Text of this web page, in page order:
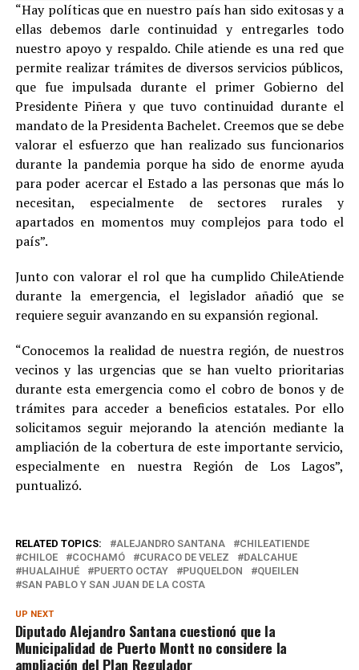
audio
“Hay políticas que en nuestro país han sido exitosas y a
ellas debemos darle continuidad y entregarles todo
nuestro apoyo y respaldo. Chile atiende es una red que
permite realizar trámites de diversos servicios públicos,
que fue impulsada durante el primer Gobierno del
Presidente Piñera y que tuvo continuidad durante el
mandato de la Presidenta Bachelet. Creemos que se debe
valorar el esfuerzo que han realizado sus funcionarios
durante la pandemia porque ha sido de enorme ayuda
para poder acercar el Estado a las personas que más lo
necesitan, especialmente de sectores rurales y
apartados en momentos muy complejos para todo el
país”.
Junto con valorar el rol que ha cumplido ChileAtiende
durante la emergencia, el legislador añadió que se
requiere seguir avanzando en su expansión regional.
“Conocemos la realidad de nuestra región, de nuestros
vecinos y las urgencias que se han vuelto prioritarias
durante esta emergencia como el cobro de bonos y de
trámites para acceder a beneficios estatales. Por ello
solicitamos seguir mejorando la atención mediante la
ampliación de la cobertura de este importante servicio,
especialmente en nuestra Región de Los Lagos”,
puntualizó.
RELATED TOPICS: ALEJANDRO SANTANA
CHILEATIENDE
CHILOE
COCHAMÓ CURACO DE VELEZ
DALCAHUE
HUALAIHUÉ
PUERTO OCTAY PUQUELDON
QUEILEN
SAN PABLO Y SAN JUAN DE LA COSTA
UP NEXT
Diputado Alejandro Santana cuestionó que la
Municipalidad de Puerto Montt no considere la
ampliación del Plan Regulador